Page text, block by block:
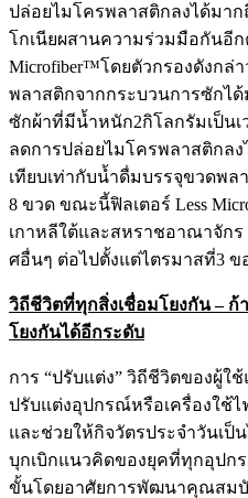
ปล่อยไมโครพลาสติกลงได้มาก
โกเนียผสานความร่วมมือกันอีก
Microfiber™โดยตัวกรองดังกล่
พลาสติกจากกระบวนการซักได้
ซักผ้าที่มีน้ำหนัก2กิโลกรัมเป็นเ
ลดการปล่อยไมโครพลาสติกล
เทียบเท่ากับน้ำดื่มบรรจุขวดพ
8 ขวด ขณะนี้ฟิลเตอร์ Less
เกาหลีใต้และสหราชอาณาจักร
ศอื่นๆ ต่อไปตั้งแต่ไตรมาสที่3 ข
วิถีชีวิตที่ทุกสิ่งเชื่อมโยงกัน –
โยงกันได้อีกระดับ
การ “ปรับแต่ง” วิถีชีวิตของผู้ใ
ปรับแต่งอุปกรณ์หรือเครื่องใช้
และช่วยให้กิจวัตรประจำวันเป็
บุกเบิกแนวคิดของยุคที่ทุกอุปก
ขั้นโดยอาศัยการพัฒนาคุณสมบั